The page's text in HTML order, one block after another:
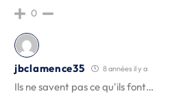
0
jbclamence35 8 années il y a
Ils ne savent pas ce qu'ils font…